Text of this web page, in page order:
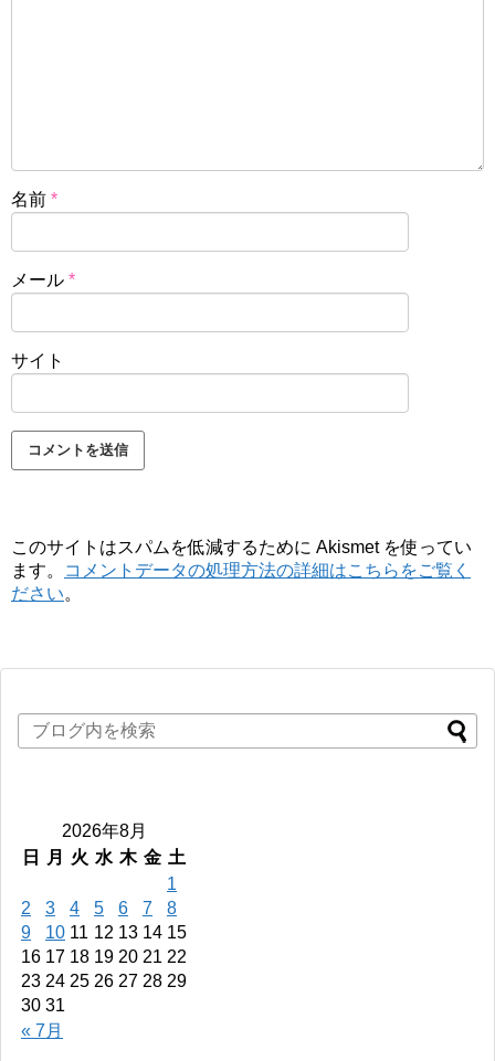
名前 *
メール *
サイト
このサイトはスパムを低減するために Akismet を使ってい
ます。
コメントデータの処理方法の詳細はこちらをご覧く
ださい。
2026年8月
日
月 火 水 木 金 土
« 7月
1
2
3 4 5 6 7
8
9
10 11 12 13 14 15
16 17 18 19 20 21 22
23 24 25 26 27 28 29
30 31